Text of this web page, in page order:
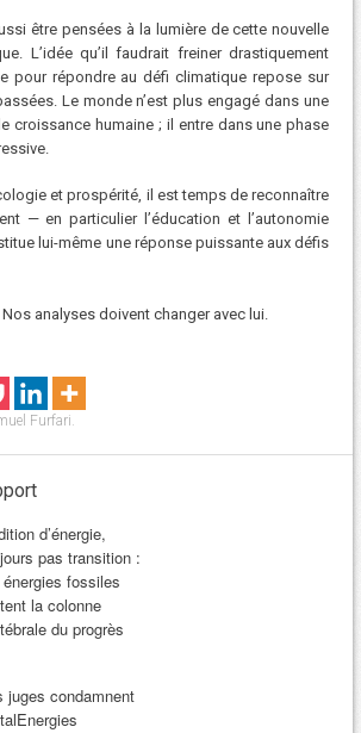
être pensées à la lumière de cette nouvelle
L’idée qu’il faudrait freiner drastiquement
pour répondre au défi climatique repose sur
Le monde n’est plus engagé dans une
croissance humaine ; il entre dans une phase
et prospérité, il est temps de reconnaître
— en particulier l’éducation et l’autonomie
lui-même une réponse puissante aux défis
analyses doivent changer avec lui.
Furfari.
d’énergie,
pas transition :
fossiles
la colonne
du progrès
juges condamnent